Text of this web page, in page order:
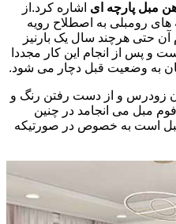
مبل پارچه ای اشاره کرد.از
های رومبلی به اصطلاح رویه
آن حتی هرچند سال یک بارنیز
و پس از انجام این کار مجددا
به وضعیت قبل دچار می شود.
زودرس و از دست رفتن رنگ و
مبل می انجامد در چنین
مبل است به خصوص در صورتیکه